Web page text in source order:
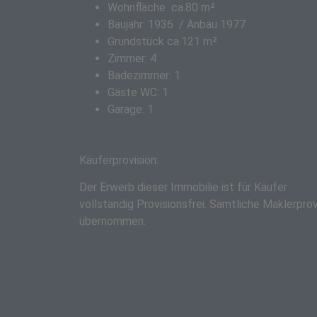
Wohnfläche ca.80 m²
Baujahr: 1936 / Anbau 1977
Grund­stück ca.121 m²
Zimmer: 4
Badezimmer: 1
Gäste WC: 1
Garage: 1
Käuferprovision:
Der Erwerb dieser Immobilie ist für Käufer
vollständig Provisionsfrei. Sämtliche
übernommen.